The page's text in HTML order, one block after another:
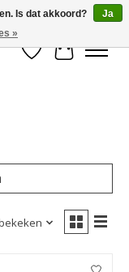
Verlanglijst
Is dat akkoord?
Ja
»